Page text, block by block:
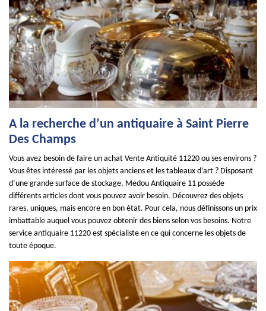
A la recherche d’un antiquaire à Saint Pierre
Des Champs
Vous avez besoin de faire un achat Vente Antiquité 11220 ou ses environs ?
Vous êtes intéressé par les objets anciens et les tableaux d’art ? Disposant
d’une grande surface de stockage, Medou Antiquaire 11 possède
différents articles dont vous pouvez avoir besoin. Découvrez des objets
rares, uniques, mais encore en bon état. Pour cela, nous définissons un prix
imbattable auquel vous pouvez obtenir des biens selon vos besoins. Notre
service antiquaire 11220 est spécialiste en ce qui concerne les objets de
toute époque.